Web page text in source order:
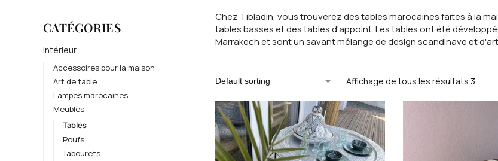
Chez Tibladin, vous trouverez des tables marocaines faites à la
tables basses et des tables d'appoint. Les tables ont été
Marrakech et sont un savant mélange de design scandinave et
Affichage de tous les résultats 3
CATÉGORIES
Intérieur
Accessoires pour la maison
Art de table
Lampes marocaines
Meubles
Tables
Poufs
Tabourets